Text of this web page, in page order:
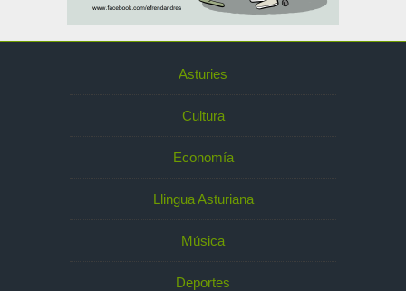
Asturies
Cultura
Economía
Llingua Asturiana
Música
Deportes